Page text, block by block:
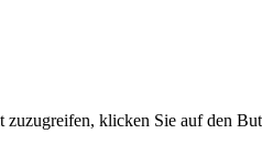
klicken Sie auf den